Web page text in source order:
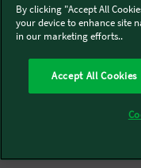
Boutiques Thermomix
Rejoignez-nous
By clicking "Accept All
your device to enhance site
in our marketing efforts..
Accept All Cookies